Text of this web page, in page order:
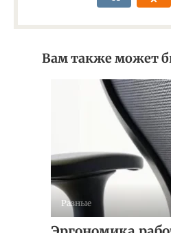
Вам также может
Разные